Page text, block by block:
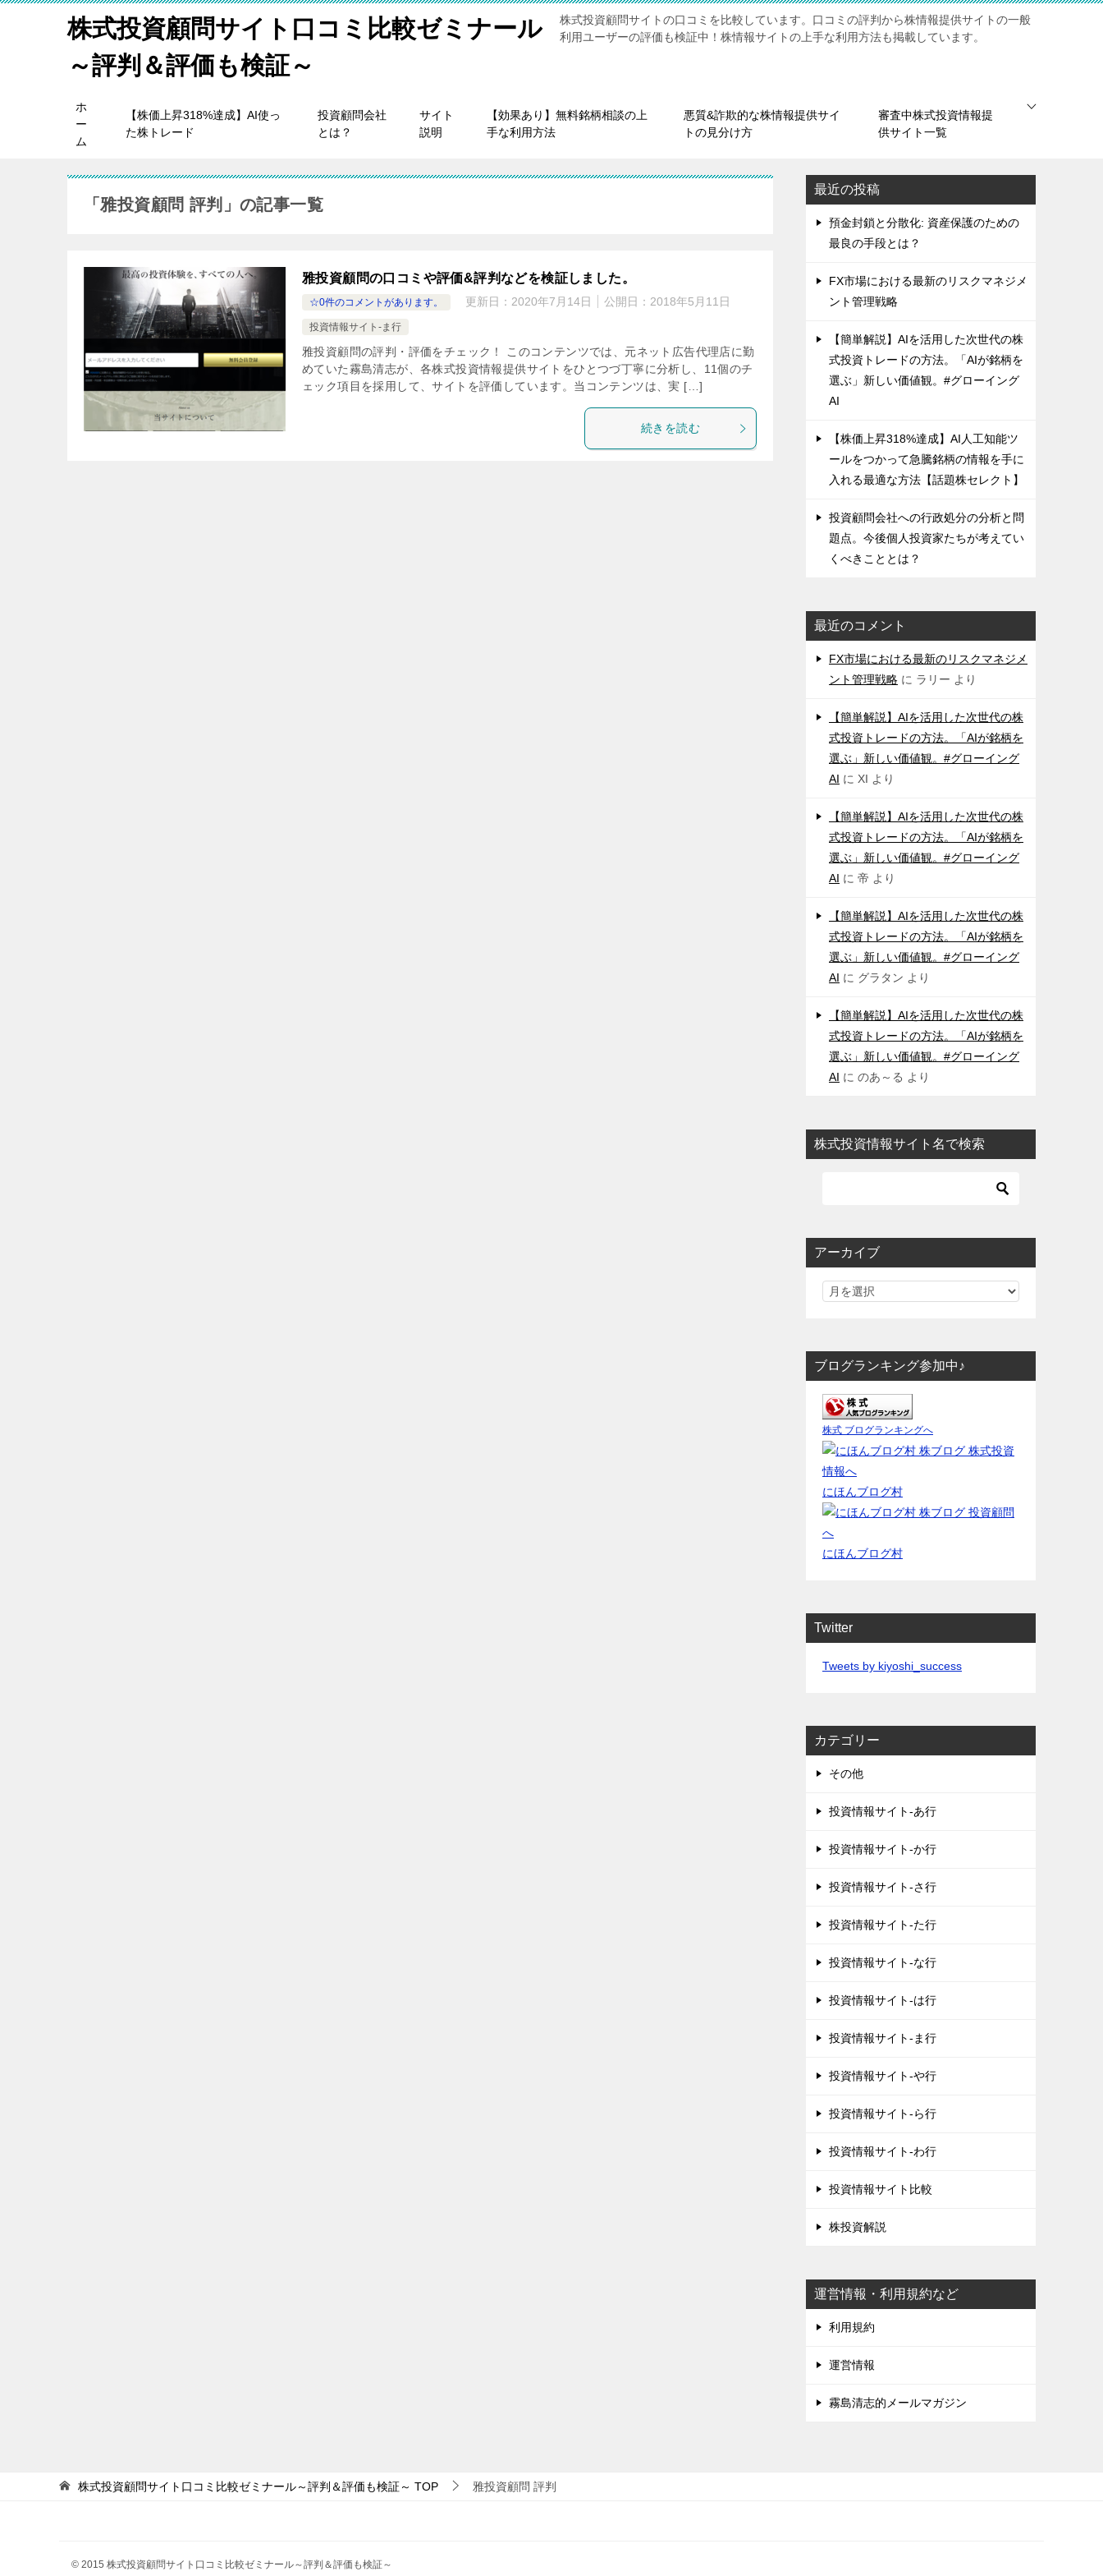
株式投資顧問サイト口コミ比較ゼミナール
～評判＆評価も検証～
株式投資顧問サイトの口コミを比較しています。口コミの評判から株情報提供サイトの一般
利用ユーザーの評価も検証中！株情報サイトの上手な利用方法も掲載しています。
ホ
ー
ム
【株価上昇318%達成】AI使っ
た株トレード
投資顧問会社
とは？
サイト
説明
【効果あり】無料銘柄相談の上
手な利用方法
悪質&詐欺的な株情報提供サイ
トの見分け方
審査中株式投資情報提
供サイト一覧
「雅投資顧問 評判」の記事一覧
雅投資顧問の口コミや評価&評判などを検証しました。
☆0件のコメントがあります。 更新日： 2020年7月14日 公開日： 2018年5月11日
投資情報サイト-ま行
雅投資顧問の評判・評価をチェック！ このコンテンツでは、元ネット広告代理店に勤
めていた霧島清志が、各株式投資情報提供サイトをひとつづ丁寧に分析し、11個のチ
ェック項目を採用して、サイトを評価しています。当コンテンツは、実 […]
続きを読む
最近の投稿
預金封鎖と分散化: 資産保護のための
最良の手段とは？
FX市場における最新のリスクマネジメ
ント管理戦略
【簡単解説】AIを活用した次世代の株
式投資トレードの方法。「AIが銘柄を
選ぶ」新しい価値観。#グローイング
AI
【株価上昇318%達成】AI人工知能ツ
ールをつかって急騰銘柄の情報を手に
入れる最適な方法【話題株セレクト】
投資顧問会社への行政処分の分析と問
題点。今後個人投資家たちが考えてい
くべきこととは？
最近のコメント
FX市場における最新のリスクマネジメ
ント管理戦略 に ラリー より
【簡単解説】AIを活用した次世代の株
式投資トレードの方法。「AIが銘柄を
選ぶ」新しい価値観。#グローイング
AI に XI より
【簡単解説】AIを活用した次世代の株
式投資トレードの方法。「AIが銘柄を
選ぶ」新しい価値観。#グローイング
AI に 帝 より
【簡単解説】AIを活用した次世代の株
式投資トレードの方法。「AIが銘柄を
選ぶ」新しい価値観。#グローイング
AI に グラタン より
【簡単解説】AIを活用した次世代の株
式投資トレードの方法。「AIが銘柄を
選ぶ」新しい価値観。#グローイング
AI に のあ～る より
株式投資情報サイト名で検索
アーカイブ
ブログランキング参加中♪
株式 ブログランキングへ
にほんブログ村
にほんブログ村
Twitter
Tweets by kiyoshi_success
カテゴリー
その他
投資情報サイト-あ行
投資情報サイト-か行
投資情報サイト-さ行
投資情報サイト-た行
投資情報サイト-な行
投資情報サイト-は行
投資情報サイト-ま行
投資情報サイト-や行
投資情報サイト-ら行
投資情報サイト-わ行
投資情報サイト比較
株投資解説
運営情報・利用規約など
利用規約
運営情報
霧島清志的メールマガジン
株式投資顧問サイト口コミ比較ゼミナール～評判＆評価も検証～ TOP 雅投資顧問 評判
© 2015 株式投資顧問サイト口コミ比較ゼミナール～評判＆評価も検証～